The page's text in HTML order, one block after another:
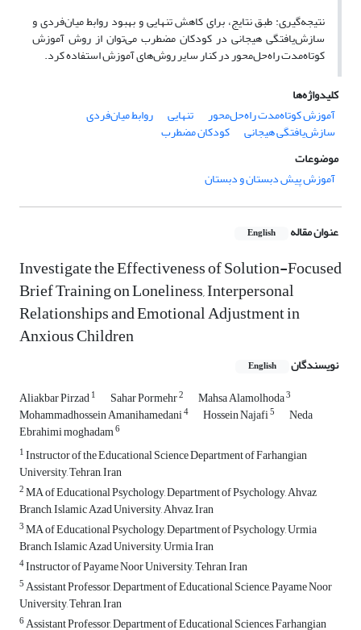
نتیجه‌گیری: طبق نتایج، برای کاهش تنهایی و بهبود روابط میان‌فردی و
سازش‌یافتگی هیجانی در کودکان مضطرب می‌توان از روش آموزش
کوتاه‌مدت راه‌حل‌محور در کنار سایر روش‌های آموزش استفاده کرد.
کلیدواژه‌ها
آموزش کوتاه‌مدت راه‌حل‌محور
تنهایی روابط میان‌فردی
سازش‌یافتگی هیجانی
کودکان مضطرب
موضوعات
آموزش پیش دبستان و دبستان
عنوان مقاله English
Investigate the Effectiveness of Solution-Focused
Brief Training on Loneliness, Interpersonal
Relationships and Emotional Adjustment in
Anxious Children
نویسندگان English
Aliakbar Pirzad1 Sahar Pormehr2 Mahsa Alamolhoda3
Mohammadhossein Amanihamedani4 Hossein Najafi5 Neda
Ebrahimi moghadam6
1Instructor of the Educational Science Department of Farhangian
University, Tehran, Iran
2MA of Educational Psychology, Department of Psychology, Ahvaz
Branch, Islamic Azad University, Ahvaz, Iran
3MA of Educational Psychology, Department of Psychology, Urmia
Branch, Islamic Azad University, Urmia, Iran
4Instructor of Payame Noor University, Tehran, Iran
5Assistant Professor, Department of Educational Science, Payame Noor
University, Tehran, Iran
6Assistant Professor, Department of Educational Sciences, Farhangian